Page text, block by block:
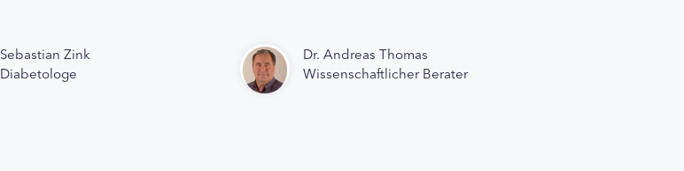
Sebastian Zink
Diabetologe
Dr. Andreas Thomas
Wissenschaftlicher Berater